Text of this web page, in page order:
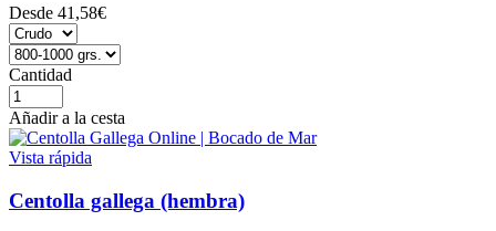
Desde 41,58€
Cantidad
Añadir a la cesta
Vista rápida
Centolla gallega (hembra)